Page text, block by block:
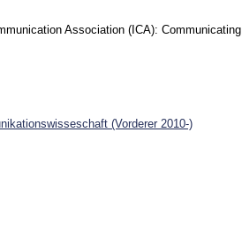
Association (ICA): Communicating
(Vorderer 2010-)